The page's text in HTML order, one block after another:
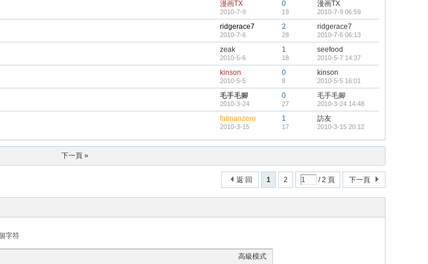
漫画TX
2010-7-9
0
19
漫画TX
2010-7-9 06:59
ridgerace7
2010-7-6
2
28
ridgerace7
2010-7-6 06:13
zeak
2010-5-6
1
18
seefood
2010-5-7 14:37
kinson
2010-5-5
0
8
kinson
2010-5-5 16:01
毛手毛腳
2010-3-24
0
27
毛手毛腳
2010-3-24 14:48
fatmanzero
2010-3-15
1
17
訪友
2010-3-15 20:12
下一頁 »
1 2 / 2 頁 下一頁
返 回
字符
高級模式